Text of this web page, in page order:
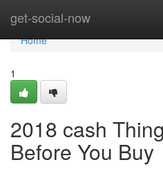
get-social-now
Home
Home
1
2018 cash
Before You Buy